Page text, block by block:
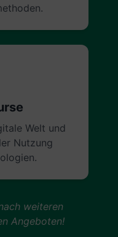
Welt und
Nutzung
weiteren
Angeboten!